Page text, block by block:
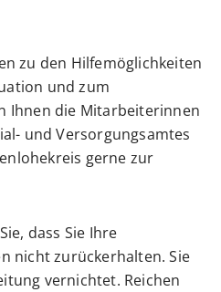
zu den Hilfemöglichkeiten
und zum
Ihnen die Mitarbeiterinnen
und Versorgungsamtes
gerne zur
dass Sie Ihre
nicht zurückerhalten. Sie
vernichtet. Reichen